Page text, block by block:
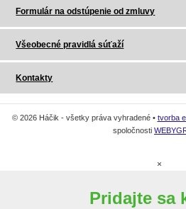
Formulár na odstúpenie od zmluvy
Všeobecné pravidlá súťaží
Kontakty
© 2026 Háčik - všetky práva vyhradené • tvorba
spoločnosti
×
Pridajte sa